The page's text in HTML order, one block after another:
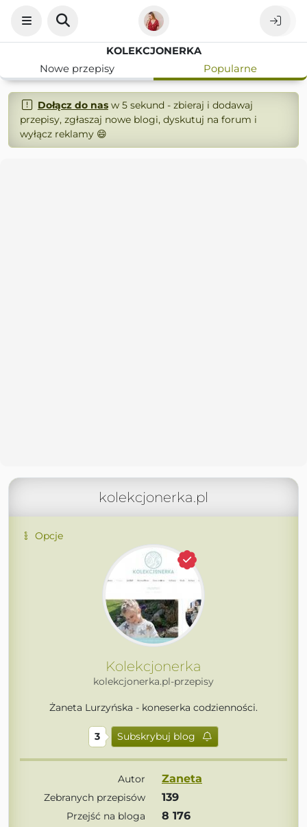
KOLEKCJONERKA
Nowe przepisy
Popularne
Dołącz do nasw 5 sekund - zbieraj i dodawaj
przepisy, zgłaszaj nowe blogi, dyskutuj na forum i
wyłącz reklamy 😄
kolekcjonerka.pl
Opcje
Kolekcjonerka
kolekcjonerka.pl-przepisy
Żaneta Lurzyńska - koneserka codzienności.
3 Subskrybuj blog
Autor Zaneta
Zebranych przepisów 139
Przejść na bloga 8 176